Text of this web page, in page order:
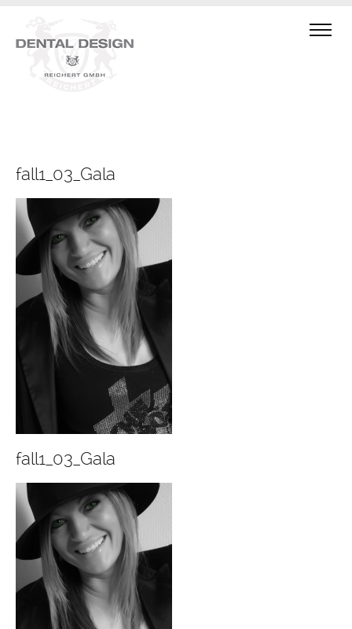
fall1_03_Gala
fall1_03_Gala